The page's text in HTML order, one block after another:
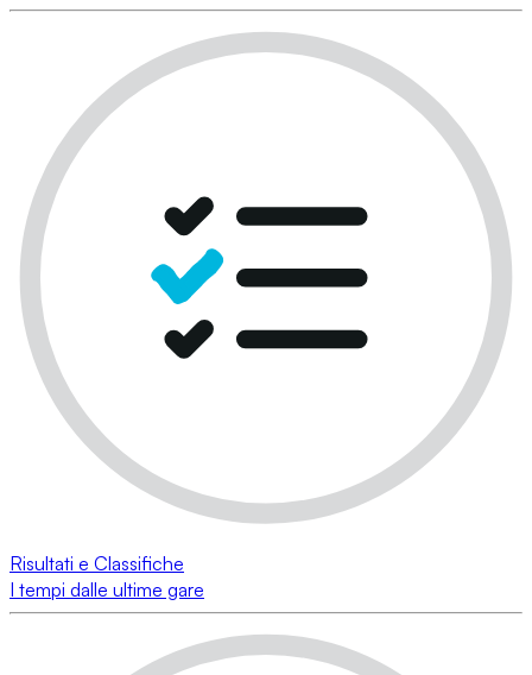
Risultati e Classifiche
I tempi dalle ultime gare